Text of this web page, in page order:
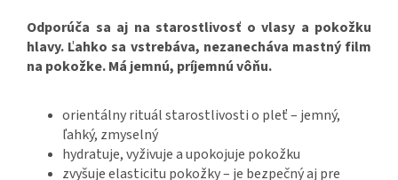
Odporúča sa aj na starostlivosť o vlasy a pokožku
hlavy. Ľahko sa vstrebáva, nezanecháva mastný film
na pokožke. Má jemnú, príjemnú vôňu.
orientálny rituál starostlivosti o pleť – jemný,
ľahký, zmyselný
hydratuje, vyživuje a upokojuje pokožku
zvyšuje elasticitu pokožky – je bezpečný aj pre